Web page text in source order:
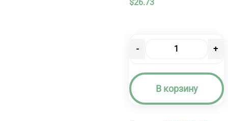
$26.73
-
ЛОКСОФ
Р-
Р
+
В корзину